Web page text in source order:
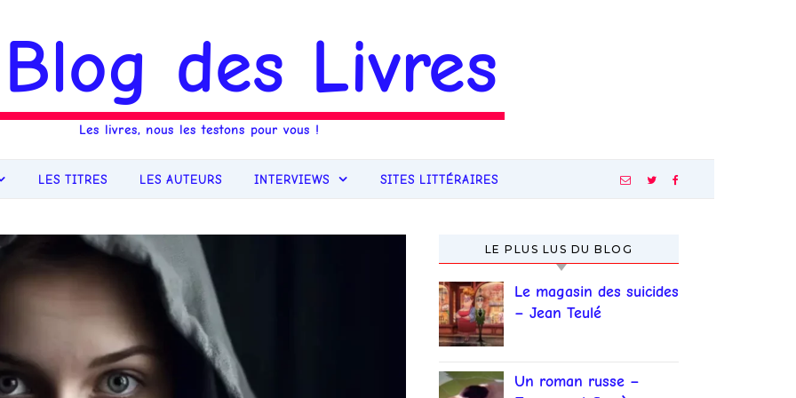
des Livres
Les livres, nous les testons pour vous !
LES TITRES LES AUTEURS INTERVIEWS SITES LITTÉRAIRES
LE PLUS LUS DU BLOG
Le magasin des suicides
– Jean Teulé
Un roman russe –